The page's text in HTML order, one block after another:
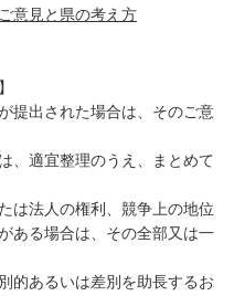
意見と県の考え方
提出された場合は、そのご意
、適宜整理のうえ、まとめて
は法人の権利、競争上の地位
ある場合は、その全部又は一
的あるいは差別を助長するお